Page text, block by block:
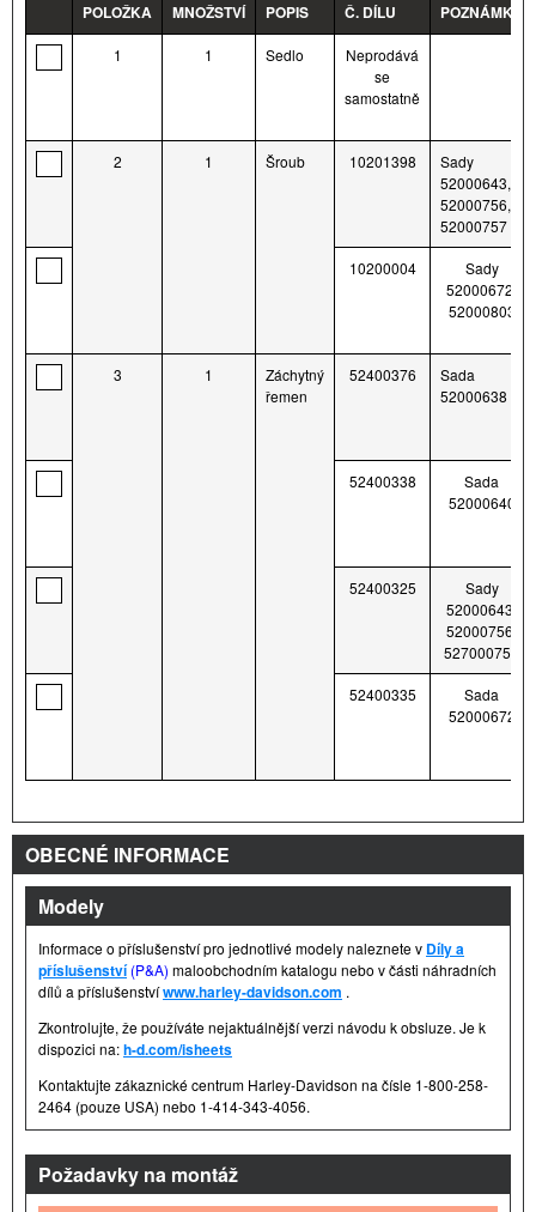
POLOŽKA
MNOŽSTVÍ POPIS Č. DÍLU POZNÁMKY
1 1 Sedlo
Neprodává
se
samostatně
2 1 Šroub 10201398
Sady
52000643,
52000756,
52000757
10200004
Sady
52000672,
52000803
3 1
Záchytný
řemen
52400376
Sada
52000638
52400338
Sada
52000640
52400325
Sady
52000643,
52000756,
527000757
52400335
Sada
52000672
OBECNÉ INFORMACE
Modely
Informace o příslušenství pro jednotlivé modely naleznete v Díly a
příslušenství(P&A) maloobchodním katalogu nebo v části náhradních
dílů a příslušenstvíwww.harley-davidson.com .
Zkontrolujte, že používáte nejaktuálnější verzi návodu k obsluze. Je k
dispozici na:h-d.com/isheets
Kontaktujte zákaznické centrum Harley-Davidson na čísle 1-800-258-
2464 (pouze USA) nebo 1-414-343-4056.
Požadavky na montáž